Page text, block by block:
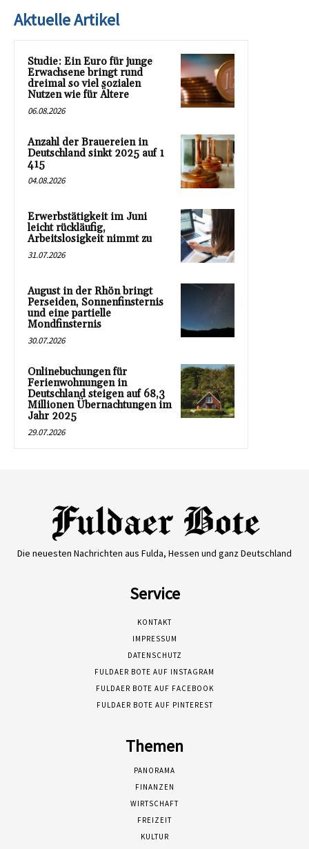
Aktuelle Artikel
Studie: Ein Euro für junge
Erwachsene bringt rund
dreimal so viel sozialen
Nutzen wie für Ältere
06.08.2026
Anzahl der Brauereien in
Deutschland sinkt 2025 auf 1
415
04.08.2026
Erwerbstätigkeit im Juni
leicht rückläufig,
Arbeitslosigkeit nimmt zu
31.07.2026
August in der Rhön bringt
Perseiden, Sonnenfinsternis
und eine partielle
Mondfinsternis
30.07.2026
Onlinebuchungen für
Ferienwohnungen in
Deutschland steigen auf 68,3
Millionen Übernachtungen im
Jahr 2025
29.07.2026
Die neuesten Nachrichten aus Fulda, Hessen und ganz Deutschland
Service
KONTAKT
IMPRESSUM
DATENSCHUTZ
FULDAER BOTE AUF INSTAGRAM
FULDAER BOTE AUF FACEBOOK
FULDAER BOTE AUF PINTEREST
Themen
PANORAMA
FINANZEN
WIRTSCHAFT
FREIZEIT
KULTUR